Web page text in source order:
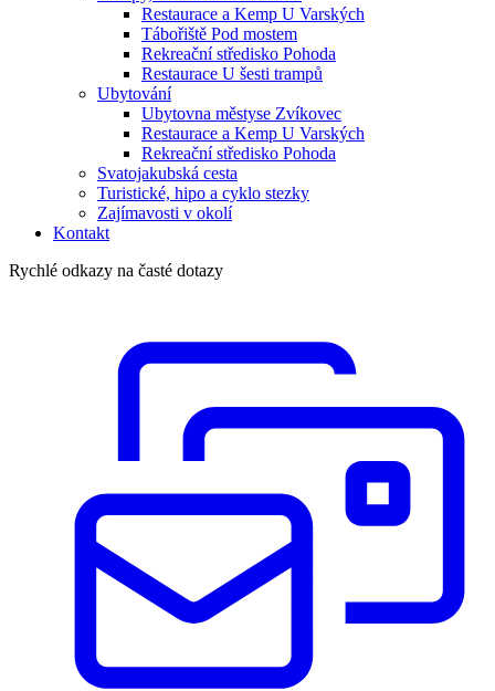
Restaurace a Kemp U Varských
Tábořiště Pod mostem
Rekreační středisko Pohoda
Restaurace U šesti trampů
Ubytování
Ubytovna městyse Zvíkovec
Restaurace a Kemp U Varských
Rekreační středisko Pohoda
Svatojakubská cesta
Turistické, hipo a cyklo stezky
Zajímavosti v okolí
Kontakt
Rychlé odkazy na časté dotazy